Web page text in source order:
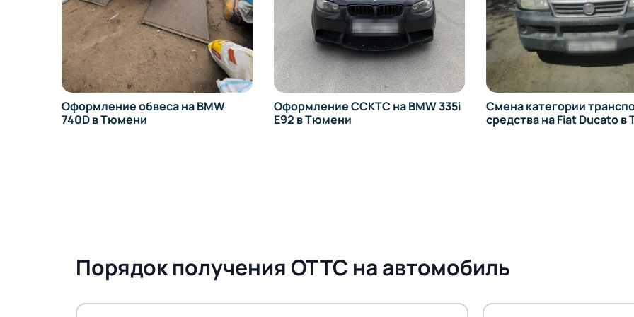
Оформление обвеса на BMW
740D в Тюмени
Оформление ССКТС на BMW 335i
E92 в Тюмени
Смена категории
средства на Fiat Ducato
Порядок получения ОТТС на автомобиль